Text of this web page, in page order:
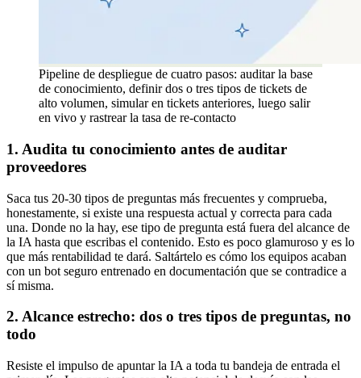
Pipeline de despliegue de cuatro pasos: auditar la base
de conocimiento, definir dos o tres tipos de tickets de
alto volumen, simular en tickets anteriores, luego salir
en vivo y rastrear la tasa de re-contacto
1. Audita tu conocimiento antes de auditar
proveedores
Saca tus 20-30 tipos de preguntas más frecuentes y comprueba,
honestamente, si existe una respuesta actual y correcta para cada
una. Donde no la hay, ese tipo de pregunta está fuera del alcance de
la IA hasta que escribas el contenido. Esto es poco glamuroso y es lo
que más rentabilidad te dará. Saltártelo es cómo los equipos acaban
con un bot seguro entrenado en documentación que se contradice a
sí misma.
2. Alcance estrecho: dos o tres tipos de preguntas, no
todo
Resiste el impulso de apuntar la IA a toda tu bandeja de entrada el